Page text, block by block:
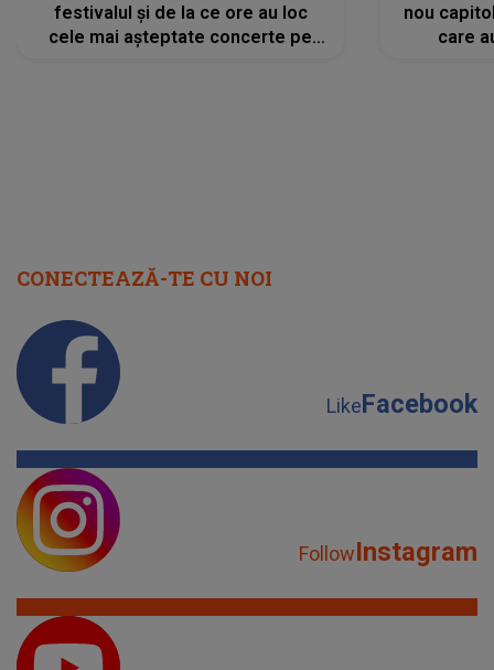
festivalul și de la ce ore au loc
cele mai așteptate concerte pe
nou
care
CONECTEAZĂ-TE CU NOI
LikeFacebook
FollowInstagram